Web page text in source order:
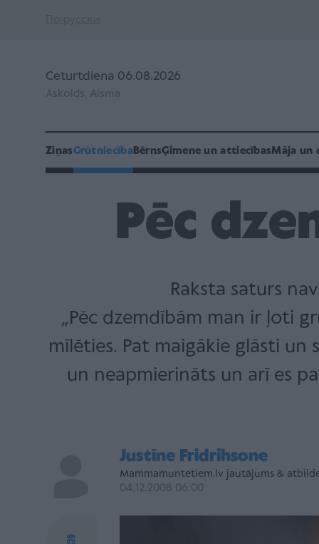
Ceturtdiena 06.08.2026
Askolds, Aisma
ZiņasGrūtniecībaBērnsĢimene un attiecībasMāja un
Pēc
Raksta saturs
„Pēc dzemdībām man ir ļoti
mīlēties. Pat maigākie glāsti un
un neapmierināts un arī es
Justīne Fridrihsone
Mammamuntetiem.lv jautājums &
04.12.2008 06:00